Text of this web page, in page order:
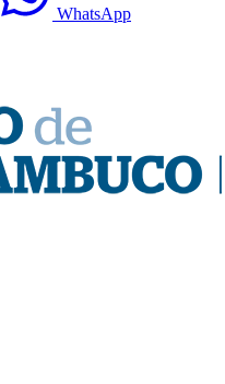
WhatsApp